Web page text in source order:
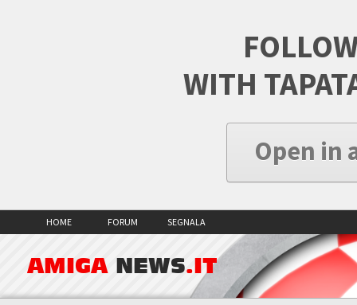
WITH
Open in
HOME FORUM SEGNALA
AMIGA NEWS.IT